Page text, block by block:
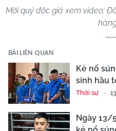
Mời quý độc giả xem video:
BÀI LIÊN QUAN
Kẻ nổ
sinh hầu
Thời sự
Ngày 13/